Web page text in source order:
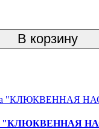
В корзину
"КЛЮКВЕННАЯ